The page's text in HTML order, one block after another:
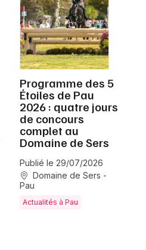
Programme des 5
Étoiles de Pau
2026 : quatre jours
de concours
complet au
Domaine de Sers
Publié le 29/07/2026
Domaine de Sers -
Pau
Actualités à Pau